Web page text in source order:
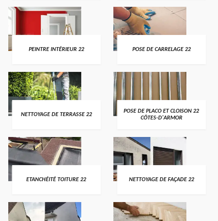
PEINTRE INTÉRIEUR 22 POSE DE CARRELAGE 22
NETTOYAGE DE TERRASSE 22
POSE DE PLACO ET CLOISON 22
CÔTES-D'ARMOR
ETANCHÉITÉ TOITURE 22 NETTOYAGE DE FAÇADE 22